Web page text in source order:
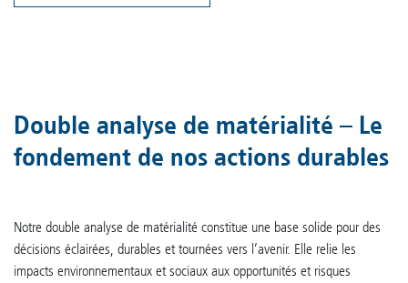
Double analyse de matérialité – Le
fondement de nos actions durables
Notre double analyse de matérialité constitue une base solide pour des
décisions éclairées, durables et tournées vers l’avenir. Elle relie les
impacts environnementaux et sociaux aux opportunités et risques